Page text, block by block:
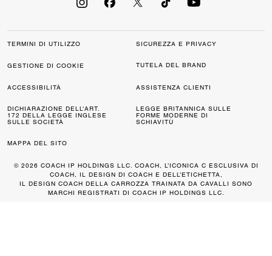
TERMINI DI UTILIZZO SICUREZZA E PRIVACY
GESTIONE DI COOKIE TUTELA DEL BRAND
ACCESSIBILITÀ ASSISTENZA CLIENTI
DICHIARAZIONE DELL’ART.
172 DELLA LEGGE INGLESE
SULLE SOCIETÀ
LEGGE BRITANNICA SULLE
FORME MODERNE DI
SCHIAVITÙ
MAPPA DEL SITO
© 2026 COACH IP HOLDINGS LLC. COACH, L’ICONICA C ESCLUSIVA DI
COACH, IL DESIGN DI COACH E DELL’ETICHETTA,
IL DESIGN COACH DELLA CARROZZA TRAINATA DA CAVALLI SONO
MARCHI REGISTRATI DI COACH IP HOLDINGS LLC.